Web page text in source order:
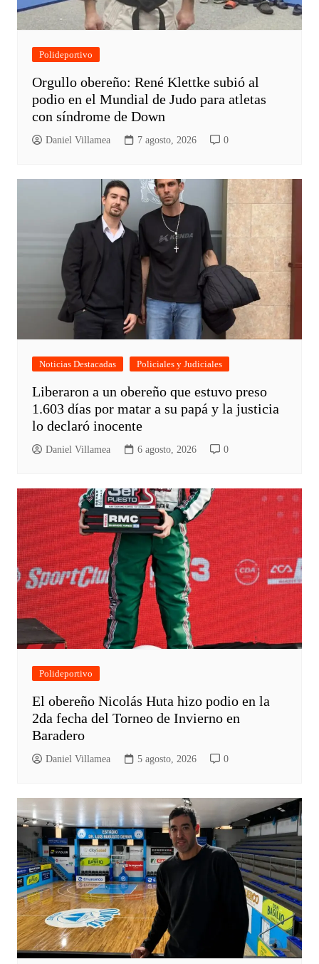
Polideportivo
Orgullo obereño: René Klettke subió al
podio en el Mundial de Judo para atletas
con síndrome de Down
Daniel Villamea 7 agosto, 2026 0
Noticias Destacadas Policiales y Judiciales
Liberaron a un obereño que estuvo preso
1.603 días por matar a su papá y la justicia
lo declaró inocente
Daniel Villamea 6 agosto, 2026 0
Polideportivo
El obereño Nicolás Huta hizo podio en la
2da fecha del Torneo de Invierno en
Baradero
Daniel Villamea 5 agosto, 2026 0